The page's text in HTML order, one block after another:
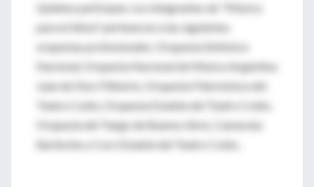
Quiénes participan. Los integrantes de "Música
para el Alma" pertenecen a las siguientes
orquestas profesionales: Orquesta Sinfónica
Nacional, Orquesta Nacional de Música Argentina
Juan de Dios Filiberto, Orquesta Filarmónica del
Teatro Colón, Orquesta Estable del Teatro Colón,
Orquesta del Tango de Buenos Aires, Camerata
Bariloche y Coro Estable del Teatro Colón..